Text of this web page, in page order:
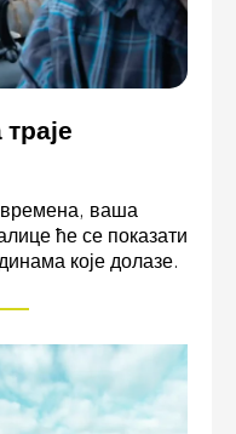
времена, ваша
ће се показати
које долазе.